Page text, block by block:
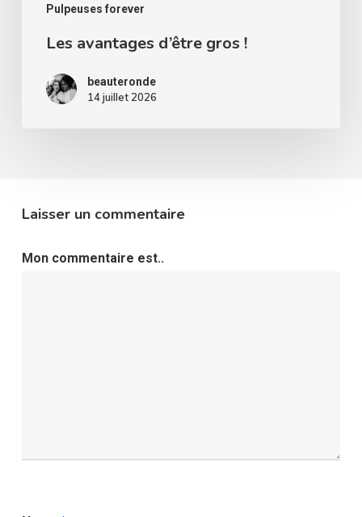
Pulpeuses forever
Les avantages d’être gros !
beauteronde
14 juillet 2026
Laisser un commentaire
Mon commentaire est..